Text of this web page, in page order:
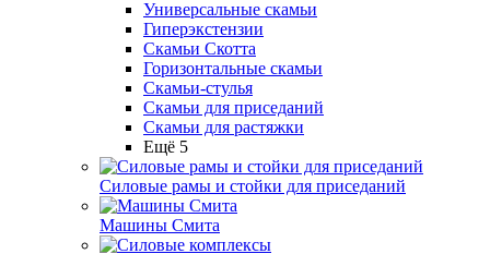
Универсальные скамьи
Гиперэкстензии
Скамьи Скотта
Горизонтальные скамьи
Скамьи-стулья
Скамьи для приседаний
Скамьи для растяжки
Ещё 5
Силовые рамы и стойки для приседаний
Машины Смита